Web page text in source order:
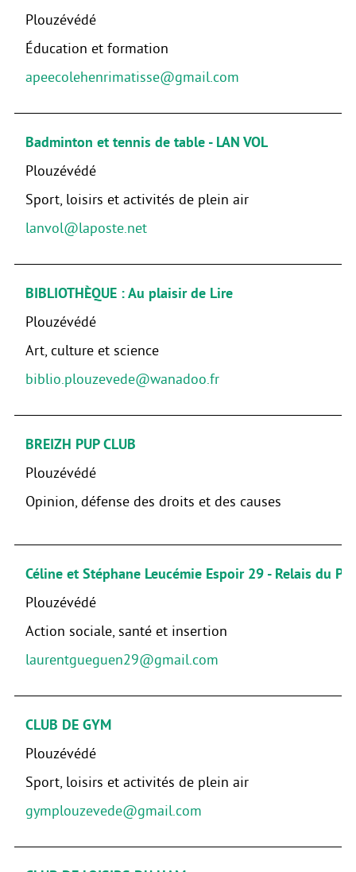
Plouzévédé
Éducation et formation
apeecolehenrimatisse@gmail.com
Badminton et tennis de table - LAN VOL
Plouzévédé
Sport, loisirs et activités de plein air
lanvol@laposte.net
BIBLIOTHÈQUE : Au plaisir de Lire
Plouzévédé
Art, culture et science
biblio.plouzevede@wanadoo.fr
BREIZH PUP CLUB
Plouzévédé
Opinion, défense des droits et des causes
Céline et Stéphane Leucémie Espoir 29 - Relais du
Plouzévédé
Action sociale, santé et insertion
laurentgueguen29@gmail.com
CLUB DE GYM
Plouzévédé
Sport, loisirs et activités de plein air
gymplouzevede@gmail.com